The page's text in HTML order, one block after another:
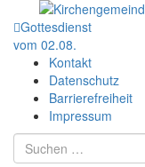
Gottesdienst
vom 02.08.
Kontakt
Datenschutz
Barrierefreiheit
Impressum